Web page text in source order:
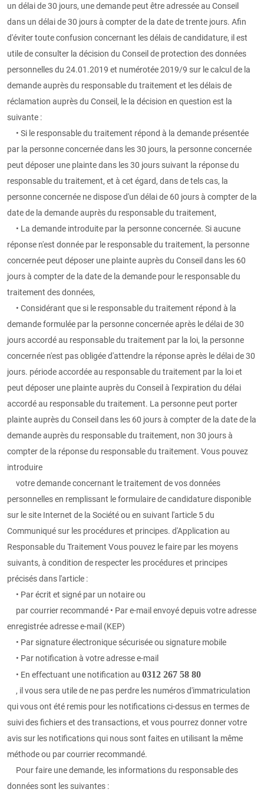
un délai de 30 jours, une demande peut être adressée au Conseil
dans un délai de 30 jours à compter de la date de trente jours. Afin
d'éviter toute confusion concernant les délais de candidature, il est
utile de consulter la décision du Conseil de protection des données
personnelles du 24.01.2019 et numérotée 2019/9 sur le calcul de la
demande auprès du responsable du traitement et les délais de
réclamation auprès du Conseil, le la décision en question est la
suivante :
• Si le responsable du traitement répond à la demande présentée
par la personne concernée dans les 30 jours, la personne concernée
peut déposer une plainte dans les 30 jours suivant la réponse du
responsable du traitement, et à cet égard, dans de tels cas, la
personne concernée ne dispose d'un délai de 60 jours à compter de la
date de la demande auprès du responsable du traitement,
• La demande introduite par la personne concernée. Si aucune
réponse n'est donnée par le responsable du traitement, la personne
concernée peut déposer une plainte auprès du Conseil dans les 60
jours à compter de la date de la demande pour le responsable du
traitement des données,
• Considérant que si le responsable du traitement répond à la
demande formulée par la personne concernée après le délai de 30
jours accordé au responsable du traitement par la loi, la personne
concernée n'est pas obligée d'attendre la réponse après le délai de 30
jours. période accordée au responsable du traitement par la loi et
peut déposer une plainte auprès du Conseil à l'expiration du délai
accordé au responsable du traitement. La personne peut porter
plainte auprès du Conseil dans les 60 jours à compter de la date de la
demande auprès du responsable du traitement, non 30 jours à
compter de la réponse du responsable du traitement. Vous pouvez
introduire
votre demande concernant le traitement de vos données
personnelles en remplissant le formulaire de candidature disponible
sur le site Internet de la Société ou en suivant l'article 5 du
Communiqué sur les procédures et principes. d'Application au
Responsable du Traitement Vous pouvez le faire par les moyens
suivants, à condition de respecter les procédures et principes
précisés dans l'article :
• Par écrit et signé par un notaire ou
par courrier recommandé • Par e-mail envoyé depuis votre adresse
enregistrée adresse e-mail (KEP)
• Par signature électronique sécurisée ou signature mobile
• Par notification à votre adresse e-mail
• En effectuant une notification au 0312 267 58 80
, il vous sera utile de ne pas perdre les numéros d'immatriculation
qui vous ont été remis pour les notifications ci-dessus en termes de
suivi des fichiers et des transactions, et vous pourrez donner votre
avis sur les notifications qui nous sont faites en utilisant la même
méthode ou par courrier recommandé.
Pour faire une demande, les informations du responsable des
données sont les suivantes :